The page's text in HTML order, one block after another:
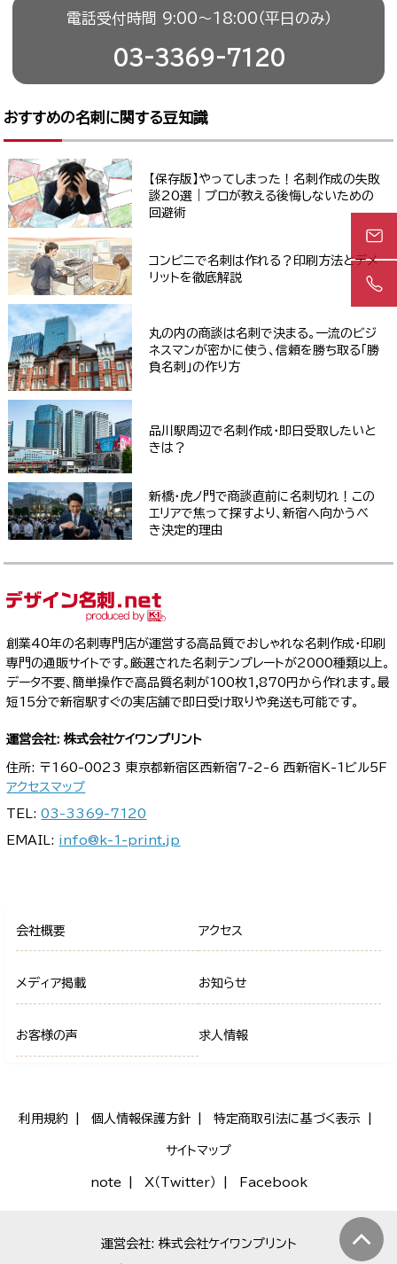
電話受付時間 9:00〜18:00（平日のみ）
03-3369-7120
おすすめの名刺に関する豆知識
【保存版】やってしまった！名刺作成の失敗
談20選｜プロが教える後悔しないための
回避術
コンビニで名刺は作れる？印刷方法とデメ
リットを徹底解説
丸の内の商談は名刺で決まる。一流のビジ
ネスマンが密かに使う、信頼を勝ち取る「勝
負名刺」の作り方
品川駅周辺で名刺作成・即日受取したいと
きは？
新橋・虎ノ門で商談直前に名刺切れ！この
エリアで焦って探すより、新宿へ向かうべ
き決定的理由
創業40年の名刺専門店が運営する高品質でおしゃれな名刺作成・印刷
専門の通販サイトです。厳選された名刺テンプレートが2000種類以上。
データ不要、簡単操作で高品質名刺が100枚1,870円から作れます。最
短15分で新宿駅すぐの実店舗で即日受け取りや発送も可能です。
運営会社: 株式会社ケイワンプリント
住所: 〒160-0023 東京都新宿区西新宿7-2-6 西新宿K-1ビル5F
アクセスマップ
TEL:03-3369-7120
EMAIL: info@k-1-print.jp
会社概要 アクセス
メディア掲載 お知らせ
お客様の声 求人情報
利用規約 個人情報保護方針 特定商取引法に基づく表示
サイトマップ
note X（Twitter） Facebook
運営会社: 株式会社ケイワンプリント